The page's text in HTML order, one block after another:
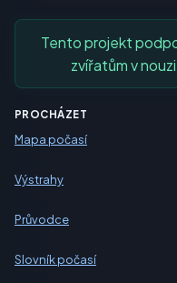
Tento projekt
zvířatům v
PROCHÁZET
Mapa počasí
Výstrahy
Průvodce
Slovník počasí